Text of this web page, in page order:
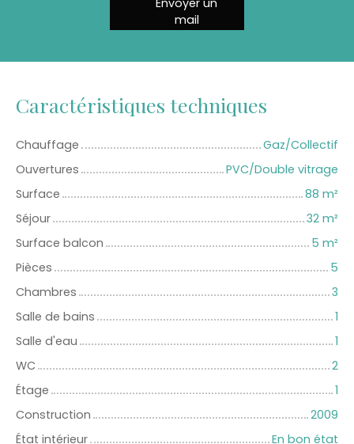
mail
Caractéristiques techniques
Chauffage
Gaz/Collectif
Ouvertures
PVC/Double vitrage
Surface
88 m²
Séjour
32 m²
Surface balcon
5 m²
Pièces
5
Chambres
3
Salle de bains
1
Salle d'eau
1
WC
2
Étage
1
Construction
2009
État intérieur
En bon état